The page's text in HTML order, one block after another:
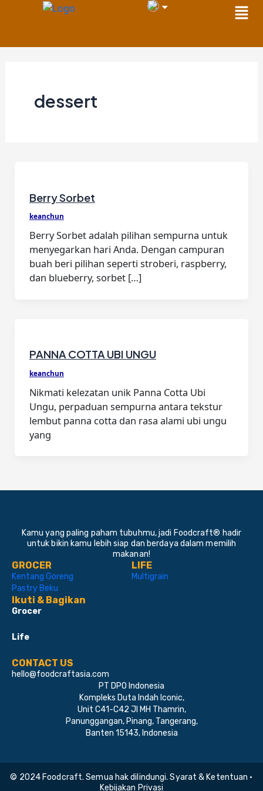
dessert
Berry Sorbet
keanchun
Berry Sorbet adalah pilihan sempurna untuk
menyegarkan hari Anda. Dengan campuran
buah beri pilihan seperti stroberi, raspberry,
dan blueberry, sorbet […]
PANNA COTTA UBI UNGU
keanchun
Nikmati kelezatan unik Panna Cotta Ubi
Ungu, perpaduan sempurna antara tekstur
lembut panna cotta dan rasa alami ubi ungu
yang
Kamu yang paling paham tubuhmu, jadi Foodcraft® hadir
untuk bikin kamu lebih siap dan berdaya dalam memilih
makanan!
GROCER
Kentang Goreng
Pastry Beku
LIFE
Multigrain
Ikuti & Bagikan
Grocer
Life
CONTACT US
hello@foodcraftasia.com
PT DPO Indonesia
Kompleks Duta Indah Iconic,
Unit C41-C42 Jl MH Thamrin,
Panunggangan, Pinang, Tangerang,
Banten 15143, Indonesia
© 2024 Foodcraft. Semua hak dilindungi. Syarat & Ketentuan •
Kebijakan Privasi